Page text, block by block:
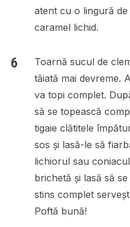
atent cu o lingură
caramel lichid.
Toarnă sucul de
tăiată mai devreme.
va topi complet.
să se topească
tigaie clătitele
sos și lasă-le să
lichiorul sau
brichetă și lasă să
stins complet
Poftă bună!